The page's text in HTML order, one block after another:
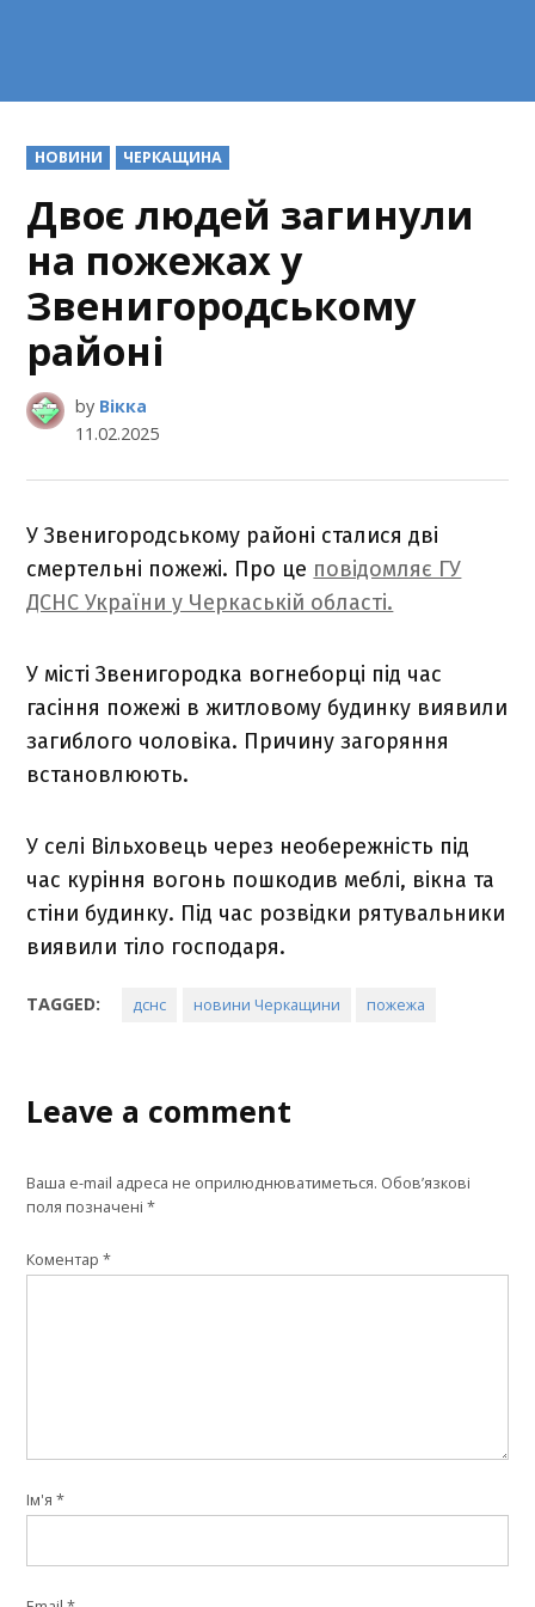
POSTED
IN
НОВИНИ ЧЕРКАЩИНА
Двоє людей загинули
на пожежах у
Звенигородському
районі
by Вікка
11.02.2025
У Звенигородському районі сталися дві
смертельні пожежі. Про це повідомляє ГУ
ДСНС України у Черкаській області.
У місті Звенигородка вогнеборці під час
гасіння пожежі в житловому будинку виявили
загиблого чоловіка. Причину загоряння
встановлюють.
У селі Вільховець через необережність під
час куріння вогонь пошкодив меблі, вікна та
стіни будинку. Під час розвідки рятувальники
виявили тіло господаря.
TAGGED: дснс новини Черкащини пожежа
Leave a comment
Ваша e-mail адреса не оприлюднюватиметься. Обов’язкові
поля позначені*
Коментар*
Ім'я*